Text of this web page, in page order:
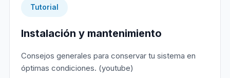
Tutorial
Instalación y mantenimiento
Consejos generales para conservar tu sistema en
óptimas condiciones. (youtube)